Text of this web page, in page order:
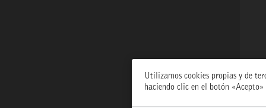
Utilizamos cookies propias y de
haciendo clic en el botón